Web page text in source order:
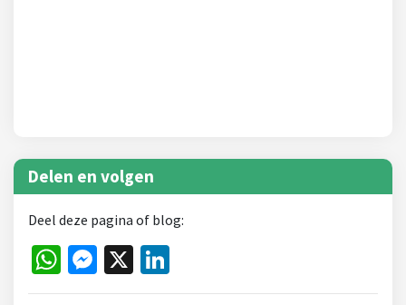
Delen en volgen
Deel deze pagina of blog:
WhatsApp
Messenger
X